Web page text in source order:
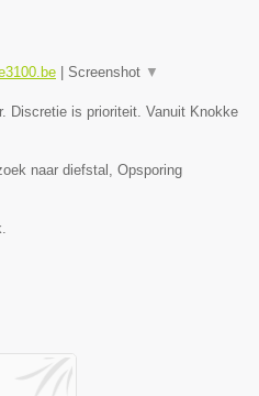
Screenshot ▼
Discretie is prioriteit. Vanuit Knokke
naar diefstal, Opsporing